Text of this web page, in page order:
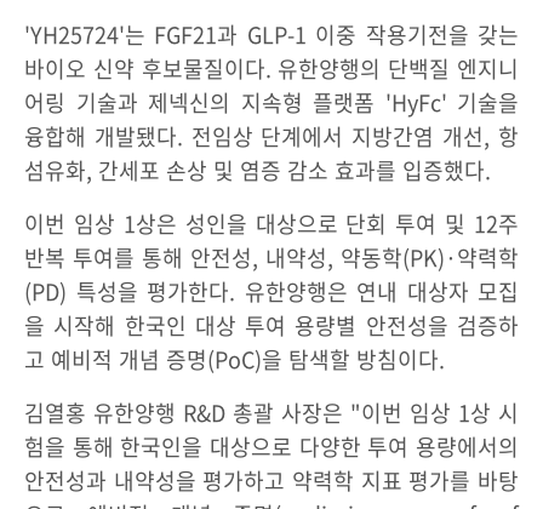
'YH25724'는 FGF21과 GLP-1 이중 작용기전을 갖는
바이오 신약 후보물질이다. 유한양행의 단백질 엔지니
어링 기술과 제넥신의 지속형 플랫폼 'HyFc' 기술을
융합해 개발됐다. 전임상 단계에서 지방간염 개선, 항
섬유화, 간세포 손상 및 염증 감소 효과를 입증했다.
이번 임상 1상은 성인을 대상으로 단회 투여 및 12주
반복 투여를 통해 안전성, 내약성, 약동학(PK)·약력학
(PD) 특성을 평가한다. 유한양행은 연내 대상자 모집
을 시작해 한국인 대상 투여 용량별 안전성을 검증하
고 예비적 개념 증명(PoC)을 탐색할 방침이다.
김열홍 유한양행 R&D 총괄 사장은 "이번 임상 1상 시
험을 통해 한국인을 대상으로 다양한 투여 용량에서의
안전성과 내약성을 평가하고 약력학 지표 평가를 바탕